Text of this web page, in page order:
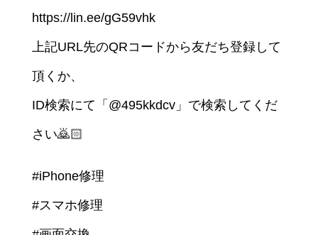
https://lin.ee/gG59vhk
上記URL先のQRコードから友だち登録して
頂くか、
ID検索にて「@495kkdcv」で検索してくだ
さい🙇🏻
#iPhone修理
#スマホ修理